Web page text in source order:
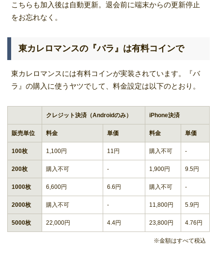
こちらも加入後は自動更新。退会前に端末からの更新停止
をお忘れなく。
東カレロマンスの『バラ』は有料コインで
東カレロマンスには有料コインが実装されています。『バ
ラ』の購入に使うヤツでして、料金設定は以下のとおり。
クレジット決済（Androidのみ） iPhone決済
販売単位 料金 単価 料金 単価
100枚 1,100円 11円 購入不可 -
200枚 購入不可 - 1,900円 9.5円
1000枚 6,600円 6.6円 購入不可 -
2000枚 購入不可 - 11,800円 5.9円
5000枚 22,000円 4.4円 23,800円 4.76円
※金額はすべて税込